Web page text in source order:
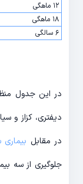
۱۲ ماهگی
۱۸ ماهگی
۶ سالگی
در این جدول
دیفتری، کزاز و
در مقابل
جلوگیری از سه